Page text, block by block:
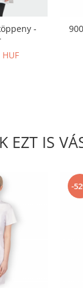
-
EZT IS
-